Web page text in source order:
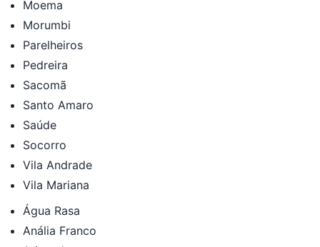
Moema
Morumbi
Parelheiros
Pedreira
Sacomã
Santo Amaro
Saúde
Socorro
Vila Andrade
Vila Mariana
Água Rasa
Anália Franco